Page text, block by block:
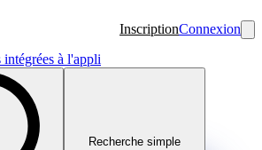
InscriptionConnexion
à l'appli
Recherche simple